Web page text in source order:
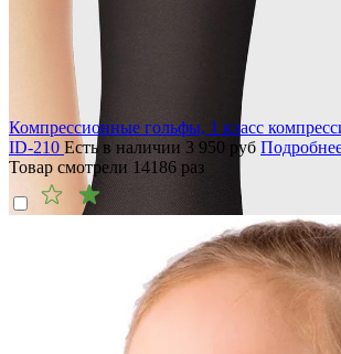
Компрессионные гольфы, 1 класс
ID-210 Есть в наличии 3 950 руб
Товар смотрели 14186 раз